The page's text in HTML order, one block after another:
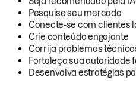
Pesquise seu mercado
Conecte-se com clientes
Crie conteúdo engajante
Corrija problemas
Fortaleça sua autoridade
Desenvolva estratégias